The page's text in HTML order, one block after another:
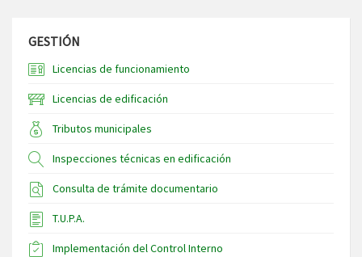
GESTIÓN
Licencias de funcionamiento
Licencias de edificación
Tributos municipales
Inspecciones técnicas en edificación
Consulta de trámite documentario
T.U.P.A.
Implementación del Control Interno